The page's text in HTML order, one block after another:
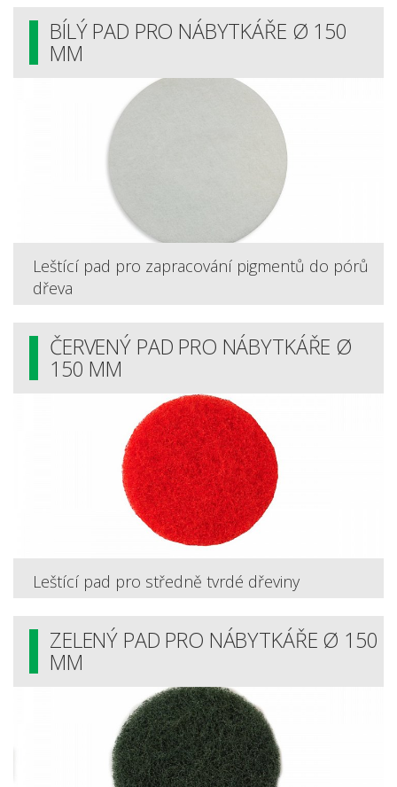
BÍLÝ PAD PRO NÁBYTKÁŘE Ø 150
MM
Leštící pad pro zapracování pigmentů do pórů
dřeva
ČERVENÝ PAD PRO NÁBYTKÁŘE Ø
150 MM
Leštící pad pro středně tvrdé dřeviny
ZELENÝ PAD PRO NÁBYTKÁŘE Ø 150
MM